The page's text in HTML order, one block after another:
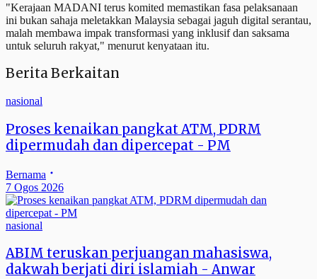
"Kerajaan MADANI terus komited memastikan fasa pelaksanaan
ini bukan sahaja meletakkan Malaysia sebagai jaguh digital serantau,
malah membawa impak transformasi yang inklusif dan saksama
untuk seluruh rakyat," menurut kenyataan itu.
Berita Berkaitan
nasional
Proses kenaikan pangkat ATM, PDRM
dipermudah dan dipercepat - PM
Bernama
7 Ogos 2026
nasional
ABIM teruskan perjuangan mahasiswa,
dakwah berjati diri islamiah - Anwar